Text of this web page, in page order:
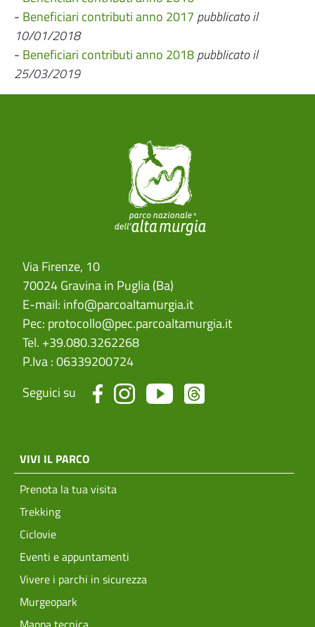
- Beneficiari contributi anno 2017 pubblicato il
10/01/2018
- Beneficiari contributi anno 2018pubblicato il
25/03/2019
Via Firenze, 10
70024 Gravina in Puglia (Ba)
E-mail: info@parcoaltamurgia.it
Pec: protocollo@pec.parcoaltamurgia.it
Tel. +39.080.3262268
P.Iva : 06339200724
Seguici su
menu top footer
VIVI IL PARCO
Prenota la tua visita
Trekking
Ciclovie
Eventi e appuntamenti
Vivere i parchi in sicurezza
Murgeopark